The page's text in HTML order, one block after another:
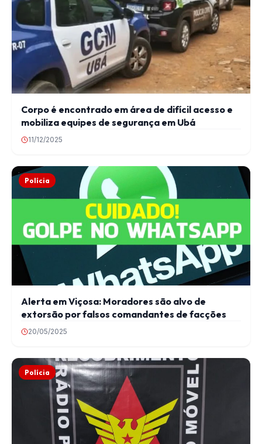
Corpo é encontrado em área de difícil acesso e
mobiliza equipes de segurança em Ubá
11/12/2025
Polícia
Alerta em Viçosa: Moradores são alvo de
extorsão por falsos comandantes de facções
20/05/2025
Polícia